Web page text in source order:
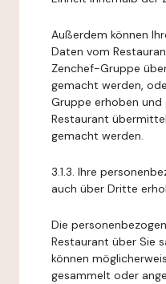
Außerdem können
Daten vom
Zenchef-Gruppe
gemacht werden,
Gruppe erhoben und
Restaurant
gemacht werden.
3.1.3. Ihre
auch über Dritte
Die
Restaurant über Sie
können
gesammelt oder